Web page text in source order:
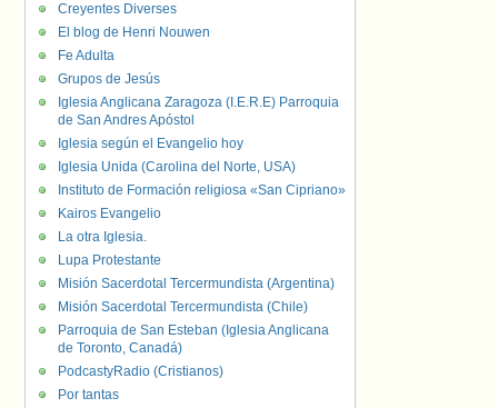
Creyentes Diverses
El blog de Henri Nouwen
Fe Adulta
Grupos de Jesús
Iglesia Anglicana Zaragoza (I.E.R.E) Parroquia
de San Andres Apóstol
Iglesia según el Evangelio hoy
Iglesia Unida (Carolina del Norte, USA)
Instituto de Formación religiosa «San Cipriano»
Kairos Evangelio
La otra Iglesia.
Lupa Protestante
Misión Sacerdotal Tercermundista (Argentina)
Misión Sacerdotal Tercermundista (Chile)
Parroquia de San Esteban (Iglesia Anglicana
de Toronto, Canadá)
PodcastyRadio (Cristianos)
Por tantas